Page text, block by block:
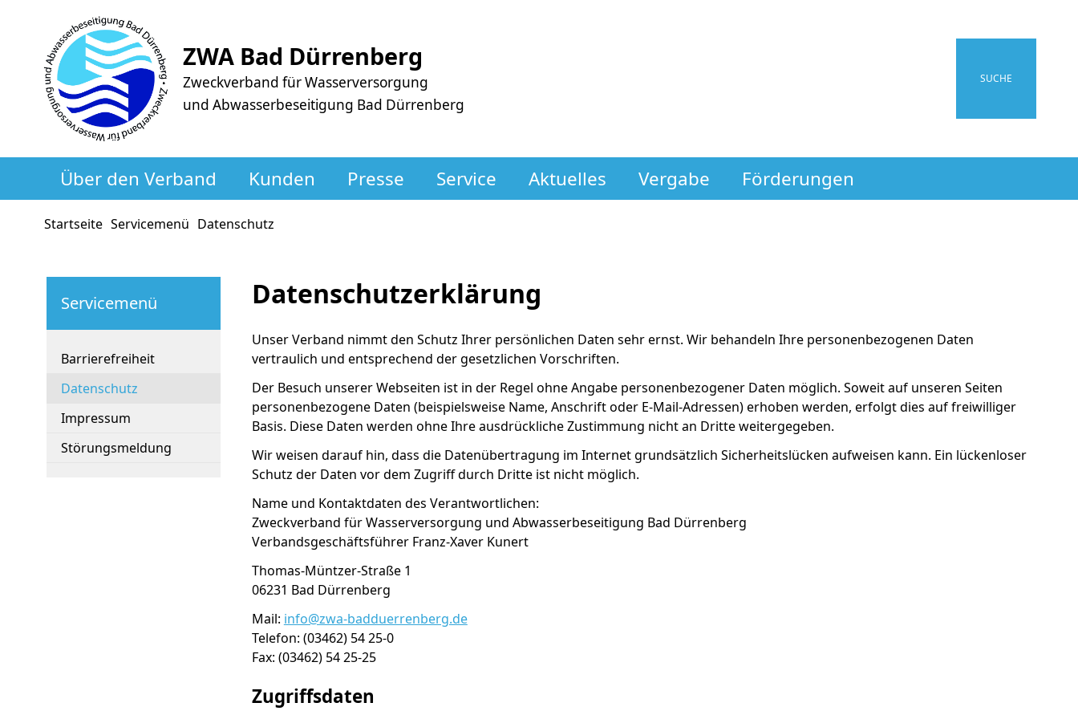
ZWA Bad Dürrenberg
Zweckverband für Wasserversorgung
und Abwasserbeseitigung Bad Dürrenberg
SUCHE
Über den Verband Kunden Presse Service Aktuelles Vergabe Förderungen
Startseite Servicemenü Datenschutz
Servicemenü
Barrierefreiheit
Datenschutz
Impressum
Störungsmeldung
Datenschutzerklärung
Unser Verband nimmt den Schutz Ihrer persönlichen Daten sehr ernst. Wir behandeln Ihre personenbezogenen Daten
vertraulich und entsprechend der gesetzlichen Vorschriften.
Der Besuch unserer Webseiten ist in der Regel ohne Angabe personenbezogener Daten möglich. Soweit auf unseren Seiten
personenbezogene Daten (beispielsweise Name, Anschrift oder E-Mail-Adressen) erhoben werden, erfolgt dies auf freiwilliger
Basis. Diese Daten werden ohne Ihre ausdrückliche Zustimmung nicht an Dritte weitergegeben.
Wir weisen darauf hin, dass die Datenübertragung im Internet grundsätzlich Sicherheitslücken aufweisen kann. Ein lückenloser
Schutz der Daten vor dem Zugriff durch Dritte ist nicht möglich.
Name und Kontaktdaten des Verantwortlichen:
Zweckverband für Wasserversorgung und Abwasserbeseitigung Bad Dürrenberg
Verbandsgeschäftsführer Franz-Xaver Kunert
Thomas-Müntzer-Straße 1
06231 Bad Dürrenberg
Mail: info@zwa-badduerrenberg.de
Telefon: (03462) 54 25-0
Fax: (03462) 54 25-25
Zugriffsdaten